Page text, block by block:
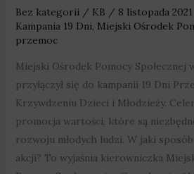
Bez kategorii/ KB / 8 listopada 2021
Kampania 19 Dni, Miejski Ośrodek
przemoc
Miejski Ośrodek Pomocy Społecznej
przyłączył się do kampanii 19 Dni
Krzywdzeniu Dzieci i Młodzieży.
promocja wartości, które są
rozwoju młodych ludzi. W jaki sposób
akcji? To wyjaśnia kierowniczka
przemocy